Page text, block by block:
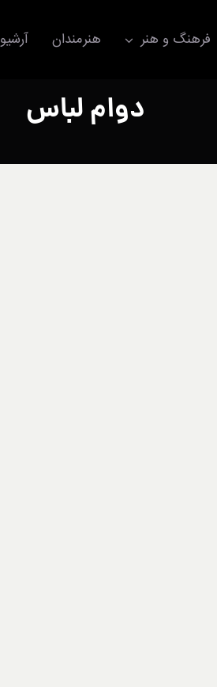
فرهنگ و هنر هنرمندان آرشیو
دوام لباس